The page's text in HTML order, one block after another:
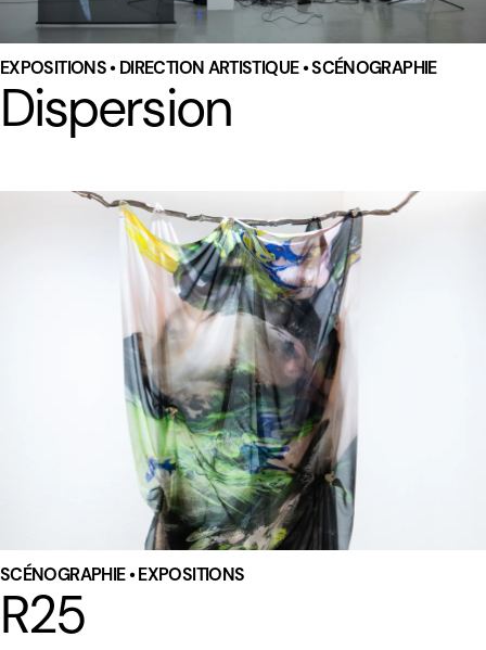
EXPOSITIONS • DIRECTION ARTISTIQUE • SCÉNOGRAPHIE
Dispersion
SCÉNOGRAPHIE • EXPOSITIONS
R25